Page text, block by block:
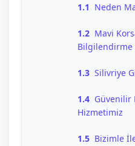
1.1 Neden
1.2 Mavi
Bilgilendirme
1.3 Silivriye
1.4 Güvenilir
Hizmetimiz
1.5 Bizimle